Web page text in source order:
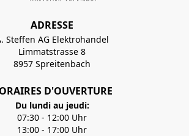
ADRESSE
Steffen AG Elektrohandel
Limmatstrasse 8
8957 Spreitenbach
D'OUVERTURE
Du lundi au jeudi:
07:30 - 12:00 Uhr
13:00 - 17:00 Uhr